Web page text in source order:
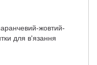
жовтий-
для в'язання